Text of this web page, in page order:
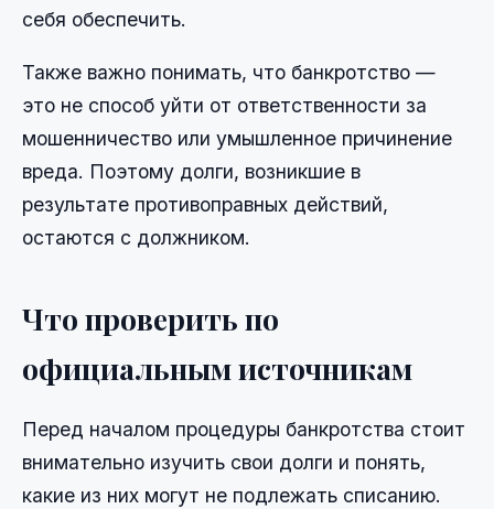
себя обеспечить.
Также важно понимать, что банкротство —
это не способ уйти от ответственности за
мошенничество или умышленное причинение
вреда. Поэтому долги, возникшие в
результате противоправных действий,
остаются с должником.
Что проверить по
официальным источникам
Перед началом процедуры банкротства стоит
внимательно изучить свои долги и понять,
какие из них могут не подлежать списанию.